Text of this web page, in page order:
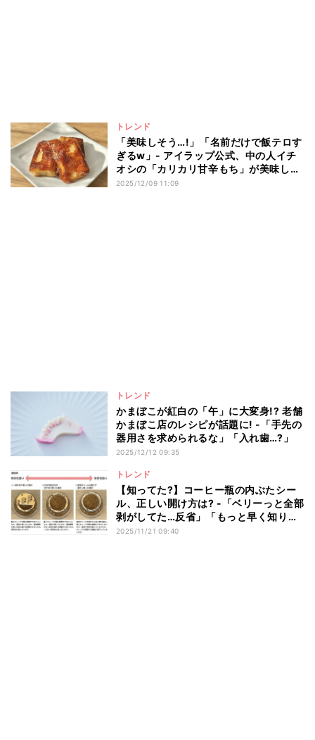
トレンド
「美味しそう…!」「名前だけで飯テロす
ぎるw」- アイラップ公式、中の人イチ
オシの「カリカリ甘辛もち」が美味しす
ぎた
2025/12/09 11:09
トレンド
かまぼこが紅白の「午」に大変身!? 老舗
かまぼこ店のレシピが話題に! -「手先の
器用さを求められるな」「入れ歯…?」
2025/12/12 09:35
トレンド
【知ってた?】コーヒー瓶の内ぶたシー
ル、正しい開け方は? -「ベリーっと全部
剥がしてた…反省」「もっと早く知りた
かった～」の声
2025/11/21 09:40